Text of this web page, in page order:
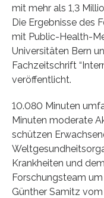
mit mehr als 1,3
Die Ergebnisse des
mit Public-Health-
Universitäten Bern
Fachzeitschrift
veröffentlicht.
10.080 Minuten
Minuten moderate
schützen
Krankheiten und
Forschungsteam
Günther Samitz